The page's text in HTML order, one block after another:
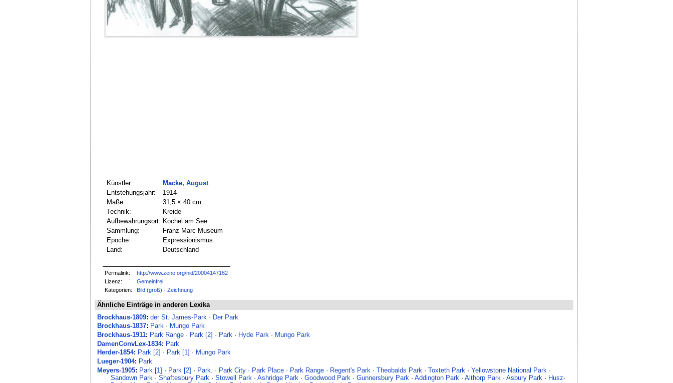
Künstler:
Macke, August
Entstehungsjahr:
1914
Maße:
31,5 × 40 cm
Technik:
Kreide
Aufbewahrungsort: Kochel am See
Sammlung:
Franz Marc Museum
Epoche:
Expressionismus
Land:
Deutschland
Permalink:
http://www.zeno.org/nid/20004147162
Lizenz:
Gemeinfrei
Kategorien:
Bild (groß) ·Zeichnung
Ähnliche Einträge in anderen Lexika
Brockhaus-1809: der St. James-Park · Der Park
Brockhaus-1837: Park · Mungo Park
Brockhaus-1911: Park Range · Park [2] · Park · Hyde Park · Mungo Park
DamenConvLex-1834: Park
Herder-1854: Park [2] · Park [1] · Mungo Park
Lueger-1904: Park
Meyers-1905: Park [1] · Park [2] · Park. · Park City · Park Place · Park Range · Regent's Park ·Theobalds Park ·Toxteth Park ·Yellowstone National Park ·
Sandown Park · Shaftesbury Park · Stowell Park · Ashridge Park · Goodwood Park · Gunnersbury Park · Addington Park · Althorp Park · Asbury Park · Husz-